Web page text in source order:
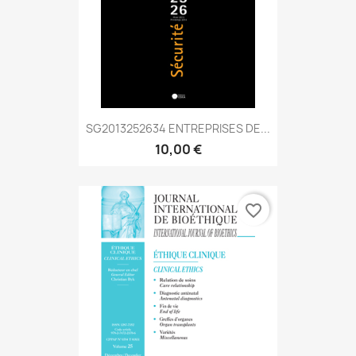
SG2013252634 ENTREPRISES DE...
10,00 €
favorite_border